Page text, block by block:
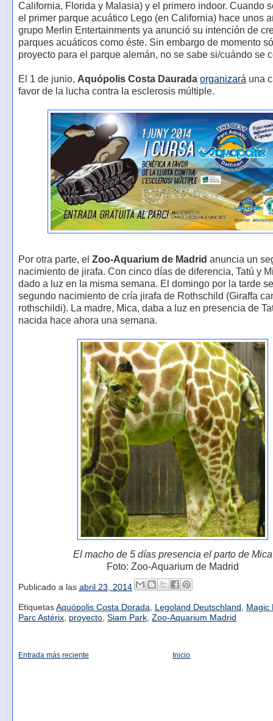
California, Florida y Malasia) y el primero indoor. Cuando
el primer parque acuático Lego (en California) hace unos
grupo Merlin Entertainments ya anunció su intención de
parques acuáticos como éste. Sin embargo de momento
proyecto para el parque alemán, no se sabe si/cuándo se
El 1 de junio, Aquópolis Costa Daurada organizará una
favor de la lucha contra la esclerosis múltiple.
Por otra parte, el Zoo-Aquarium de Madrid anuncia un
nacimiento de jirafa. Con cinco días de diferencia, Tatú y
dado a luz en la misma semana. El domingo por la tarde
segundo nacimiento de cría jirafa de Rothschild (Giraffa
rothschildi). La madre, Mica, daba a luz en presencia de
nacida hace ahora una semana.
El macho de 5 días presencia el parto de Mica
Foto: Zoo-Aquarium de Madrid
Publicado a las abril 23, 2014
Etiquetas Aquópolis Costa Dorada, Legoland Deutschland , Magic
Parc Astérix, proyecto, Siam Park, Zoo-Aquarium Madrid
Entrada más reciente Inicio